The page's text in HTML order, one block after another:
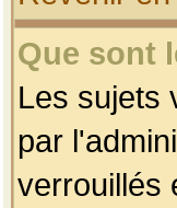
Que sont
Les sujets
par
verrouillés